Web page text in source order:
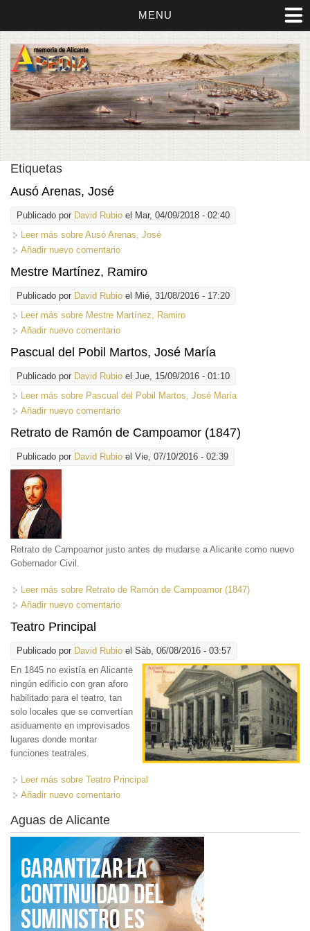
MENU
Etiquetas
Ausó Arenas, José
Publicado por David Rubio el Mar, 04/09/2018 - 02:40
Leer más sobre Ausó Arenas, José
Añadir nuevo comentario
Mestre Martínez, Ramiro
Publicado por David Rubio el Mié, 31/08/2016 - 17:20
Leer más sobre Mestre Martínez, Ramiro
Añadir nuevo comentario
Pascual del Pobil Martos, José María
Publicado por David Rubio el Jue, 15/09/2016 - 01:10
Leer más sobre Pascual del Pobil Martos, José María
Añadir nuevo comentario
Retrato de Ramón de Campoamor (1847)
Publicado por David Rubio el Vie, 07/10/2016 - 02:39
Retrato de Campoamor justo antes de mudarse a Alicante como nuevo
Gobernador Civil.
Leer más sobre Retrato de Ramón de Campoamor (1847)
Añadir nuevo comentario
Teatro Principal
Publicado por David Rubio el Sáb, 06/08/2016 - 03:57
En 1845 no existía en Alicante
ningún edificio con gran aforo
habilitado para el teatro, tan
solo locales que se convertían
asiduamente en improvisados
lugares donde montar
funciones teatrales.
Leer más sobre Teatro Principal
Añadir nuevo comentario
Aguas de Alicante